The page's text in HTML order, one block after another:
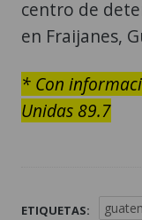
centro de
en Fraijanes,
* Con
Unidas 89.7
ETIQUETAS: